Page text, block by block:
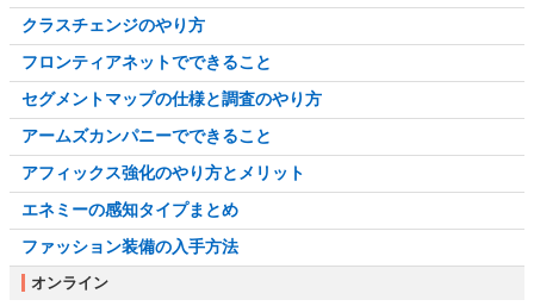
クラスチェンジのやり方
フロンティアネットでできること
セグメントマップの仕様と調査のやり方
アームズカンパニーでできること
アフィックス強化のやり方とメリット
エネミーの感知タイプまとめ
ファッション装備の入手方法
オンライン